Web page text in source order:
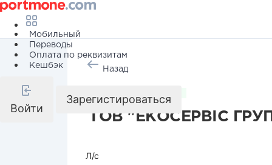
Мобильный
Переводы
Оплата по реквизитам
Кешбэк
Войти
Зарегистироваться
Назад
ТОВ "ЕКОСЕРВІС
Л/с